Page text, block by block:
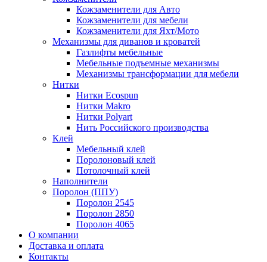
Кожзаменители для Авто
Кожзаменители для мебели
Кожзаменители для Яхт/Мото
Механизмы для диванов и кроватей
Газлифты мебельные
Мебельные подъемные механизмы
Механизмы трансформации для мебели
Нитки
Нитки Ecospun
Нитки Makro
Нитки Polyart
Нить Российского производства
Клей
Мебельный клей
Поролоновый клей
Потолочный клей
Наполнители
Поролон (ППУ)
Поролон 2545
Поролон 2850
Поролон 4065
О компании
Доставка и оплата
Контакты